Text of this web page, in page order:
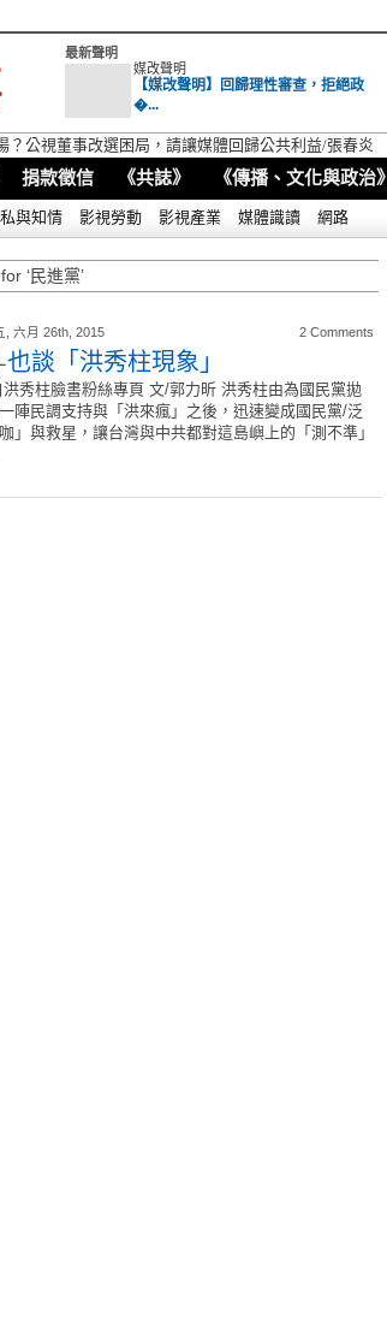
最新聲明
媒改聲明
【媒改聲明】回歸理性審查，拒絕政
�...
？公視董事改選困局，請讓媒體回歸公共利益/張春炎
捐款徵信 《共誌》 《傳播、文化與政治》
與知情 影視勞動 影視產業 媒體識讀 網路
‘民進黨’
, 六月 26th, 2015 2 Comments
談「洪秀柱現象」
秀柱臉書粉絲專頁 文/郭力昕 洪秀柱由為國民黨拋
陣民調支持與「洪來瘋」之後，迅速變成國民黨/泛
」與救星，讓台灣與中共都對這島嶼上的「測不準」